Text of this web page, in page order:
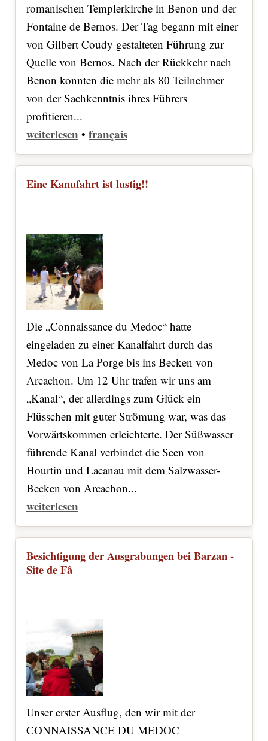
romanischen Templerkirche in Benon und der
Fontaine de Bernos. Der Tag begann mit einer
von Gilbert Coudy gestalteten Führung zur
Quelle von Bernos. Nach der Rückkehr nach
Benon konnten die mehr als 80 Teilnehmer
von der Sachkenntnis ihres Führers
profitieren...
weiterlesen • français
Eine Kanufahrt ist lustig!!
Die „Connaissance du Medoc“ hatte
eingeladen zu einer Kanalfahrt durch das
Medoc von La Porge bis ins Becken von
Arcachon. Um 12 Uhr trafen wir uns am
„Kanal“, der allerdings zum Glück ein
Flüsschen mit guter Strömung war, was das
Vorwärtskommen erleichterte. Der Süßwasser
führende Kanal verbindet die Seen von
Hourtin und Lacanau mit dem Salzwasser-
Becken von Arcachon...
weiterlesen
Besichtigung der Ausgrabungen bei Barzan -
Site de Fâ
Unser erster Ausflug, den wir mit der
CONNAISSANCE DU MEDOC